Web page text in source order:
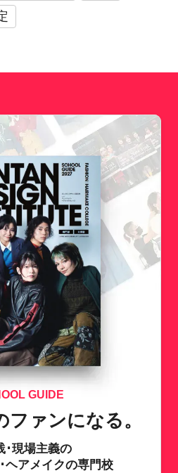
GUIDE
ァンになる。
･現場主義の
ヘアメイクの専門校